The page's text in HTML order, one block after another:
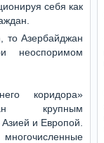
себя как
то Азербайджан
неоспоримом
коридора»
крупным
и Европой.